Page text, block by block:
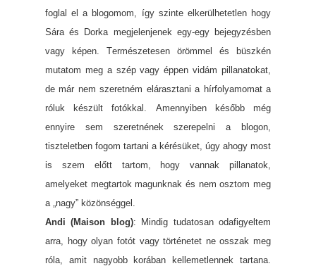
foglal el a blogomom, így szinte elkerülhetetlen hogy
Sára és Dorka megjelenjenek egy-egy bejegyzésben
vagy képen. Természetesen örömmel és büszkén
mutatom meg a szép vagy éppen vidám pillanatokat,
de már nem szeretném elárasztani a hírfolyamomat a
róluk készült fotókkal. Amennyiben később még
ennyire sem szeretnének szerepelni a blogon,
tiszteletben fogom tartani a kérésüket, úgy ahogy most
is szem előtt tartom, hogy vannak pillanatok,
amelyeket megtartok magunknak és nem osztom meg
a „nagy” közönséggel.
Andi (Maison blog): Mindig tudatosan odafigyeltem
arra, hogy olyan fotót vagy történetet ne osszak meg
róla, amit nagyobb korában kellemetlennek tartana.